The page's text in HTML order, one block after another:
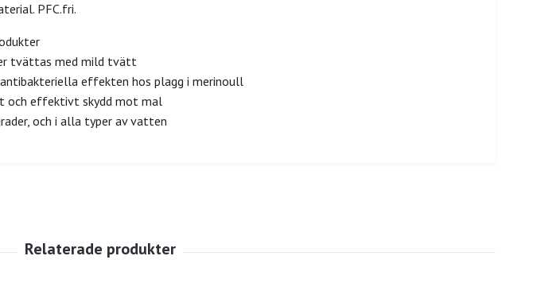
PFC.fri.
tvättas med mild tvätt
effekten hos plagg i merinoull
och effektivt skydd mot mal
och i alla typer av vatten